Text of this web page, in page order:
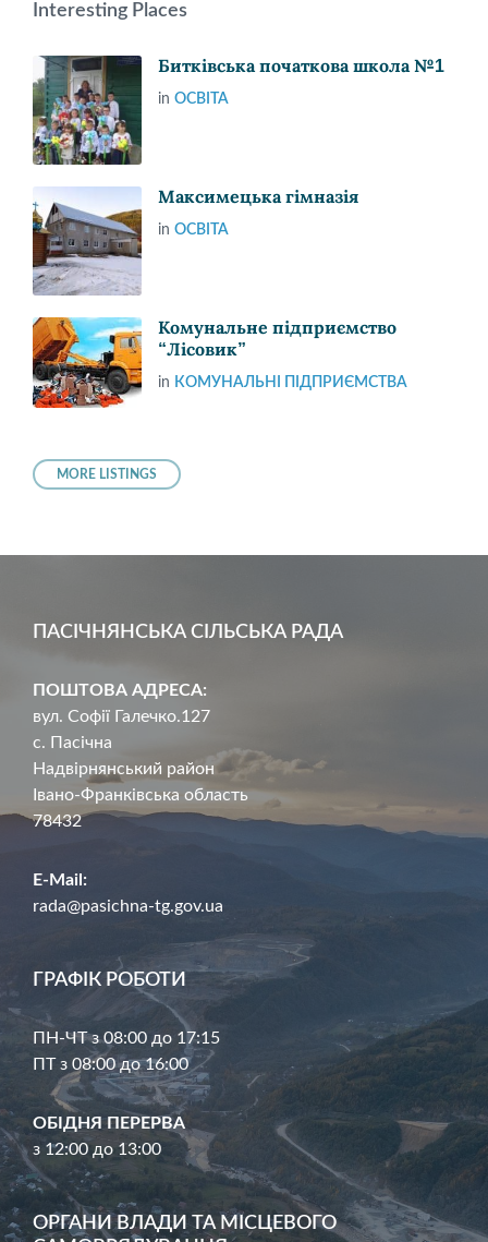
Interesting Places
Битківська початкова школа №1
in ОСВІТА
Максимецька гімназія
in ОСВІТА
Комунальне підприємство
“Лісовик”
in КОМУНАЛЬНІ ПІДПРИЄМСТВА
MORE LISTINGS
ПАСІЧНЯНСЬКА СІЛЬСЬКА РАДА
ПОШТОВА АДРЕСА:
вул. Софії Галечко.127
с. Пасічна
Надвірнянський район
Івано-Франківська область
78432
E-Mail:
rada@pasichna-tg.gov.ua
ГРАФІК РОБОТИ
ПН-ЧТ з 08:00 до 17:15
ПТ з 08:00 до 16:00
ОБІДНЯ ПЕРЕРВА
з 12:00 до 13:00
ОРГАНИ ВЛАДИ ТА МІСЦЕВОГО